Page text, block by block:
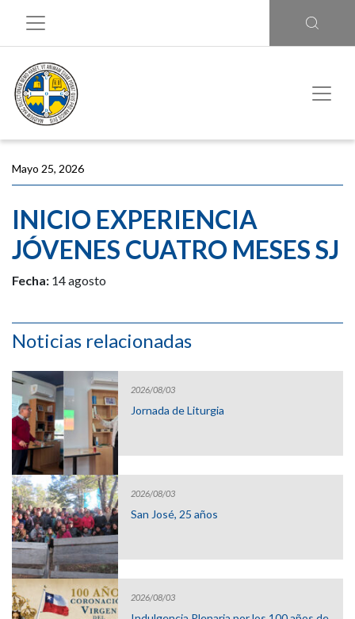
Mayo 25, 2026
INICIO EXPERIENCIA
JÓVENES CUATRO MESES SJ
Fecha: 14 agosto
Noticias relacionadas
2026/08/03
Jornada de Liturgia
2026/08/03
San José, 25 años
2026/08/03